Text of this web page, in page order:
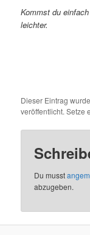
Kommst du
leichter.
Dieser Eintrag
veröffentlicht. Setze
Du musst
abzugeben.